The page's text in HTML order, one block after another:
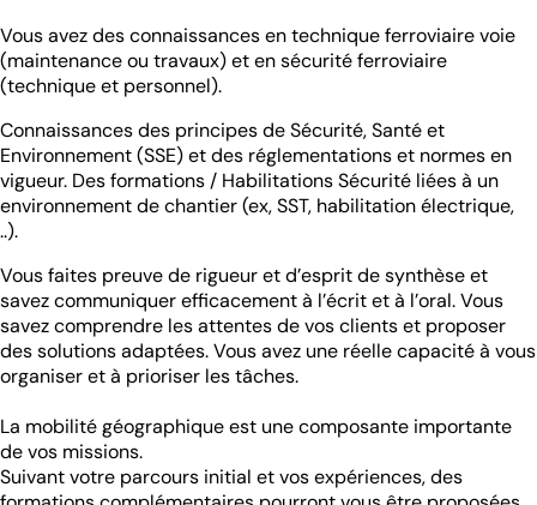
Vous avez des connaissances en technique ferroviaire voie
(maintenance ou travaux) et en sécurité ferroviaire
(technique et personnel).
Connaissances des principes de Sécurité, Santé et
Environnement (SSE) et des réglementations et normes en
vigueur. Des formations / Habilitations Sécurité liées à un
environnement de chantier (ex, SST, habilitation électrique,
..).
Vous faites preuve de rigueur et d’esprit de synthèse et
savez communiquer efficacement à l’écrit et à l’oral. Vous
savez comprendre les attentes de vos clients et proposer
des solutions adaptées. Vous avez une réelle capacité à vous
organiser et à prioriser les tâches.
La mobilité géographique est une composante importante
de vos missions.
Suivant votre parcours initial et vos expériences, des